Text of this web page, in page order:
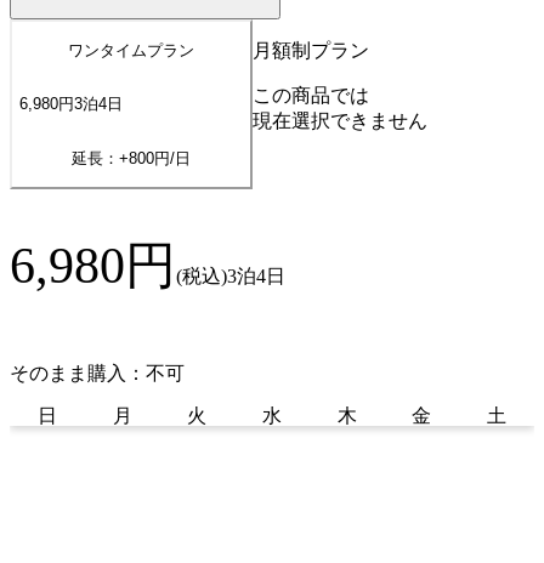
ワンタイムプラン
6,980円3泊4 日
延長：+800円/日
月額制プラン
この商品では
現在選択できません
6,980円 (税込)3泊4日
そのまま購入：不可
日 月 火 水 木 金 土